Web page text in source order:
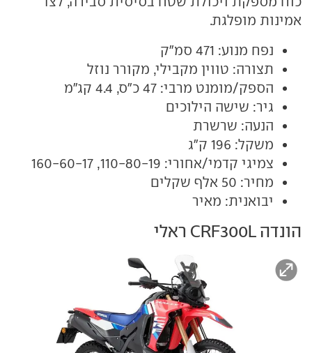
אמינות מופלגת.
נפח מנוע: 471 סמ"ק
תצורה: טווין מקבילי, מקורר נוזל
הספק/מומנט מרבי: 47 כ"ס, 4.4 קג"מ
גיר: שישה הילוכים
הנעה: שרשרת
משקל: 196 ק"ג
צמיגי קדמי/אחורי: 110-80-19, 160-60-17
מחיר: 50 אלף שקלים
יבואנית: מאיר
הונדה CRF300L ראלי